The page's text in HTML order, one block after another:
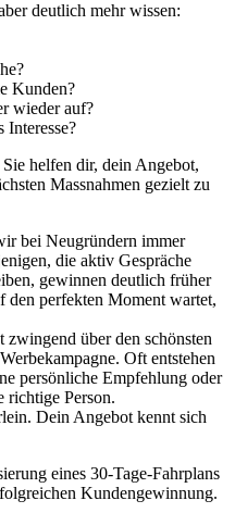
deutlich mehr wissen:
Kunden?
wieder auf?
Interesse?
helfen dir, dein Angebot,
Massnahmen gezielt zu
bei Neugründern immer
die aktiv Gespräche
gewinnen deutlich früher
den perfekten Moment wartet,
über den schönsten
Oft entstehen
persönliche Empfehlung oder
richtige Person.
Dein Angebot kennt sich